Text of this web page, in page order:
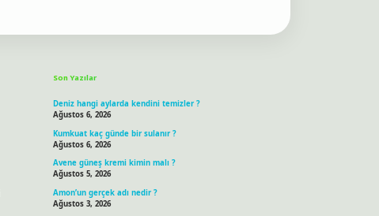
Son Yazılar
Deniz hangi aylarda kendini temizler ?
Ağustos 6, 2026
Kumkuat kaç günde bir sulanır ?
Ağustos 6, 2026
Avene güneş kremi kimin malı ?
Ağustos 5, 2026
Amon’un gerçek adı nedir ?
Ağustos 3, 2026